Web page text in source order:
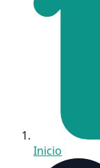
Inicio